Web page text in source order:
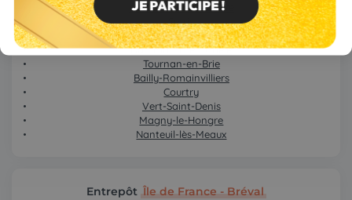
La Ferté-sous-Jouarre
Serris
Cesson
Dammartin-en-Goële
Tournan-en-Brie
Bailly-Romainvilliers
Courtry
Vert-Saint-Denis
Magny-le-Hongre
Nanteuil-lès-Meaux
Entrepôt Île de France - Bréval